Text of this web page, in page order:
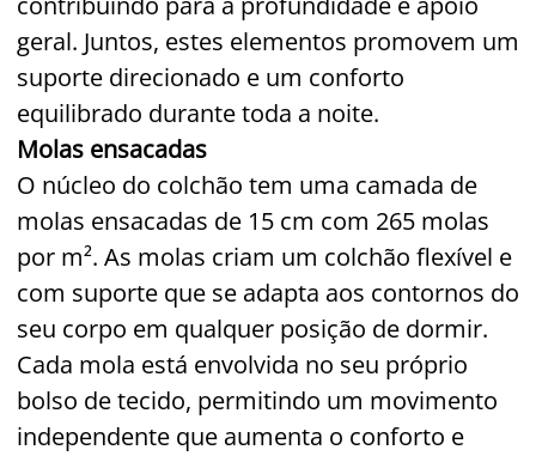
geral. Juntos, estes elementos promovem um
suporte direcionado e um conforto
equilibrado durante toda a noite.
Molas ensacadas
O núcleo do colchão tem uma camada de
molas ensacadas de 15 cm com 265 molas
por m². As molas criam um colchão flexível e
com suporte que se adapta aos contornos do
seu corpo em qualquer posição de dormir.
Cada mola está envolvida no seu próprio
bolso de tecido, permitindo um movimento
independente que aumenta o conforto e